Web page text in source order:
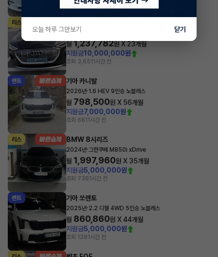
리스
2023년
월 1,237,782원 X 23개월
지원금10,000,000원
조회 3,651 1시간 전
렌트 기아 카니발
2026년·1.6 HEV 9인승 노블레스
월 798,500원 X 56개월
지원금7,000,000원
조회 681 1시간 전
리스 BMW 8시리즈
2024년·그란쿠페 M850i xDrive
월 1,997,960원 X 35개월
지원금5,000,000원
조회 7381시간 전
렌트 기아 쏘렌토
2025년·2.2 디젤 4WD 5인승 노블레스
월 860,860원 X44개월
지원금5,000,000원
조회 1281시간 전
오늘 하루 그만보기 닫기